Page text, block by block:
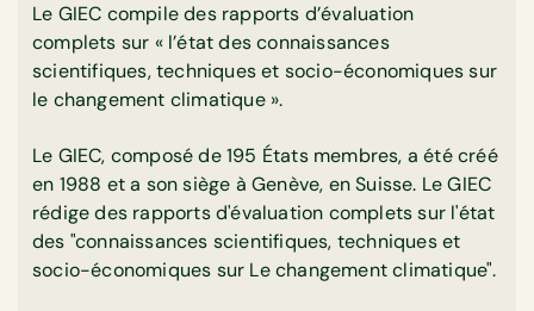
Le GIEC compile des rapports d’évaluation
complets sur « l’état des connaissances
scientifiques, techniques et socio-économiques sur
le changement climatique ».
Le GIEC, composé de 195 États membres, a été créé
en 1988 et a son siège à Genève, en Suisse. Le GIEC
rédige des rapports d'évaluation complets sur l'état
des "connaissances scientifiques, techniques et
socio-économiques sur Le changement climatique".